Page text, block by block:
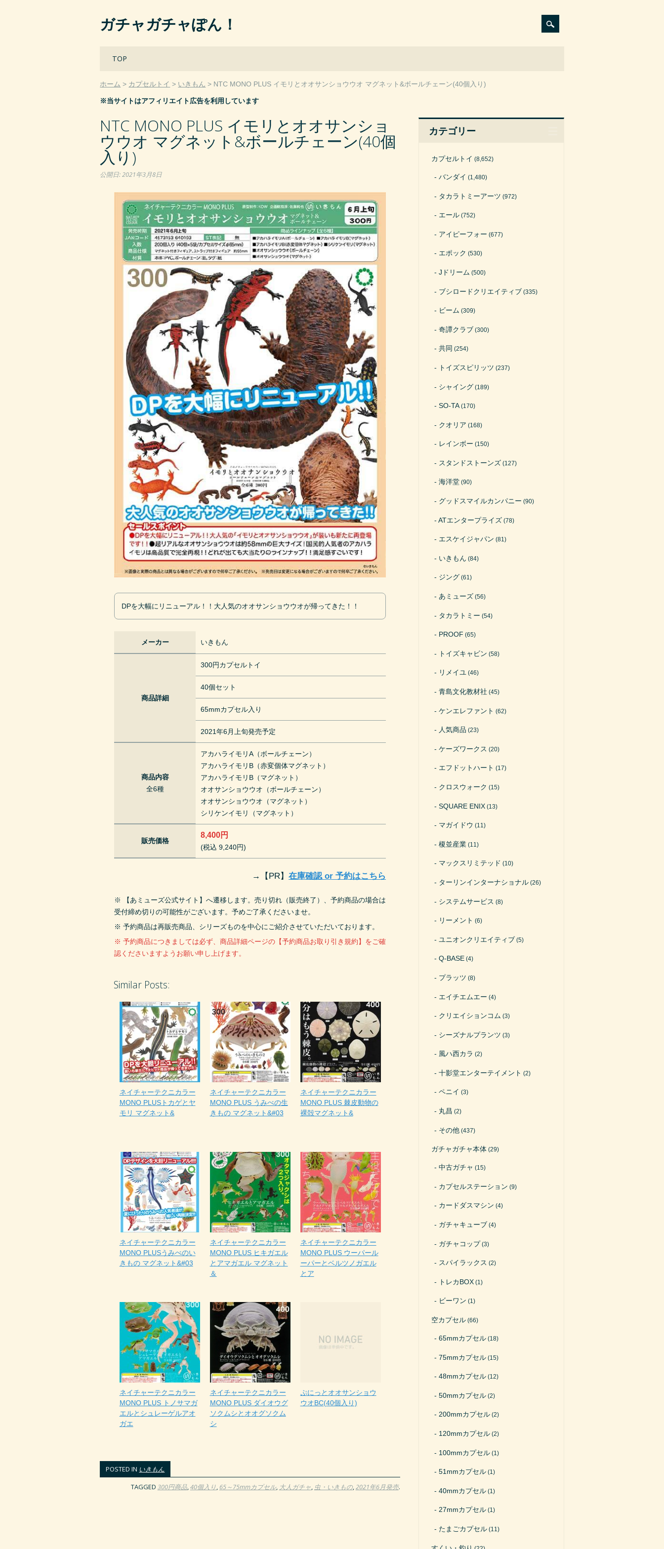
ガチャガチャぽん！
Main menu
TOP
ホーム カプセルトイ いきもん NTC MONO PLUS イモリとオオサンショウウオ マグネット&ボールチェーン(40個入り)
※当サイトはアフィリエイト広告を利用しています
NTC MONO PLUS イモリとオオサンショ
ウウオ マグネット&ボールチェーン(40個
入り)
公開日:2021年3月8日
DPを大幅にリニューアル！！大人気のオオサンショウウオが帰ってきた！！
メーカー いきもん
商品詳細
300円カプセルトイ
40個セット
65mmカプセル入り
2021年6月上旬発売予定
商品内容
全6種
アカハライモリA（ボールチェーン）
アカハライモリB（赤変個体マグネット）
アカハライモリB（マグネット）
オオサンショウウオ（ボールチェーン）
オオサンショウウオ（マグネット）
シリケンイモリ（マグネット）
販売価格
8,400円
(税込 9,240円)
→ 【PR】在庫確認 or 予約はこちら
※ 【あミューズ公式サイト】へ遷移します。売り切れ（販売終了）、予約商品の場合は
受付締め切りの可能性がございます。予めご了承くださいませ。
※ 予約商品は再販売商品、シリーズものを中心にご紹介させていただいております。
※ 予約商品につきましては必ず、商品詳細ページの【予約商品お取り引き規約】をご確
認くださいますようお願い申し上げます。
Similar Posts:
ネイチャーテクニカラー
MONO PLUSトカゲとヤ
モリ マグネット&
ネイチャーテクニカラー
MONO PLUS うみべの生
きもの マグネット&#03
ネイチャーテクニカラー
MONO PLUS 棘皮動物の
裸殻マグネット&
ネイチャーテクニカラー
MONO PLUSうみべのい
きもの マグネット&#03
ネイチャーテクニカラー
MONO PLUS ヒキガエル
とアマガエル マグネット
＆
ネイチャーテクニカラー
MONO PLUS ウーパール
ーパーとベルツノガエル
とア
ネイチャーテクニカラー
MONO PLUS トノサマガ
エルとシュレーゲルアオ
ガエ
ネイチャーテクニカラー
MONO PLUS ダイオウグ
ソクムシとオオグソクム
シ
ぷにっとオオサンショウ
ウオBC(40個入り)
POSTED IN いきもん
TAGGED 300円商品,40個入り, 65～75mmカプセル, 大人ガチャ, 虫・いきもの,2021年6月発売.
カテゴリー
カプセルトイ (8,652)
バンダイ (1,480)
タカラトミーアーツ (972)
エール (752)
アイピーフォー (677)
エポック (530)
Jドリーム (500)
ブシロードクリエイティブ (335)
ビーム (309)
奇譚クラブ (300)
共同 (254)
トイズスピリッツ (237)
シャイング (189)
SO-TA(170)
クオリア (168)
レインボー (150)
スタンドストーンズ (127)
海洋堂 (90)
グッドスマイルカンパニー (90)
ATエンタープライズ (78)
エスケイジャパン (81)
いきもん (84)
ジング (61)
あミューズ (56)
タカラトミー (54)
PROOF (65)
トイズキャビン (58)
リメイユ (46)
青島文化教材社 (45)
ケンエレファント (62)
人気商品 (23)
ケーズワークス (20)
エフドットハート (17)
クロスウォーク (15)
SQUARE ENIX (13)
マガイドウ (11)
榎並産業 (11)
マックスリミテッド (10)
ターリンインターナショナル (26)
システムサービス (8)
リーメント (6)
ユニオンクリエイティブ (5)
Q-BASE (4)
プラッツ (8)
エイチエムエー (4)
クリエイションコム (3)
シーズナルプランツ (3)
風ハ西カラ (2)
十影堂エンターテイメント (2)
ペニイ (3)
丸昌 (2)
その他 (437)
ガチャガチャ本体 (29)
中古ガチャ (15)
カプセルステーション (9)
カードダスマシン (4)
ガチャキューブ (4)
ガチャコップ(3)
スパイラックス (2)
トレカBOX (1)
ビーワン (1)
空カプセル (66)
65mmカプセル (18)
75mmカプセル (15)
48mmカプセル (12)
50mmカプセル (2)
200mmカプセル (2)
120mmカプセル (2)
100mmカプセル (1)
51mmカプセル (1)
40mmカプセル (1)
27mmカプセル (1)
たまごカプセル (11)